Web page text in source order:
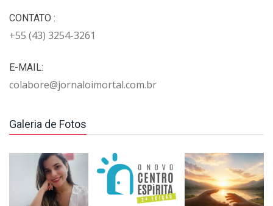
CONTATO :
+55 (43) 3254-3261
E-MAIL:
colabore@jornaloimortal.com.br
Galeria de Fotos